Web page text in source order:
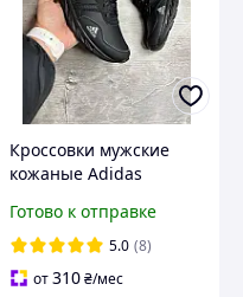
Кроссовки мужские
кожаные Adidas
Готово к отправке
5.0 (8)
от310₴/мес